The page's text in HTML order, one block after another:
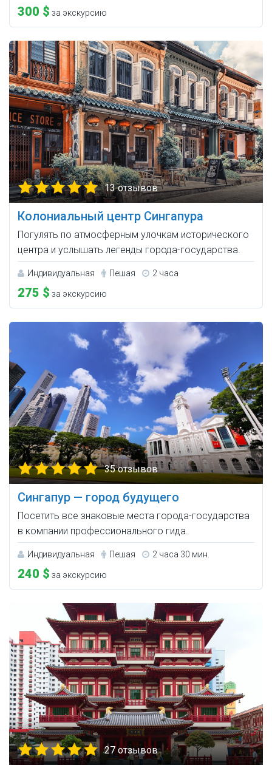
300 $ за экскурсию
13 отзывов
Колониальный центр Сингапура
Погулять по атмосферным улочкам исторического
центра и услышать легенды города-государства.
Индивидуальная Пешая 2 часа
275 $ за экскурсию
35 отзывов
Сингапур — город будущего
Посетить все знаковые места города-государства
в компании профессионального гида.
Индивидуальная Пешая 2 часа 30 мин.
240 $ за экскурсию
27 отзывов